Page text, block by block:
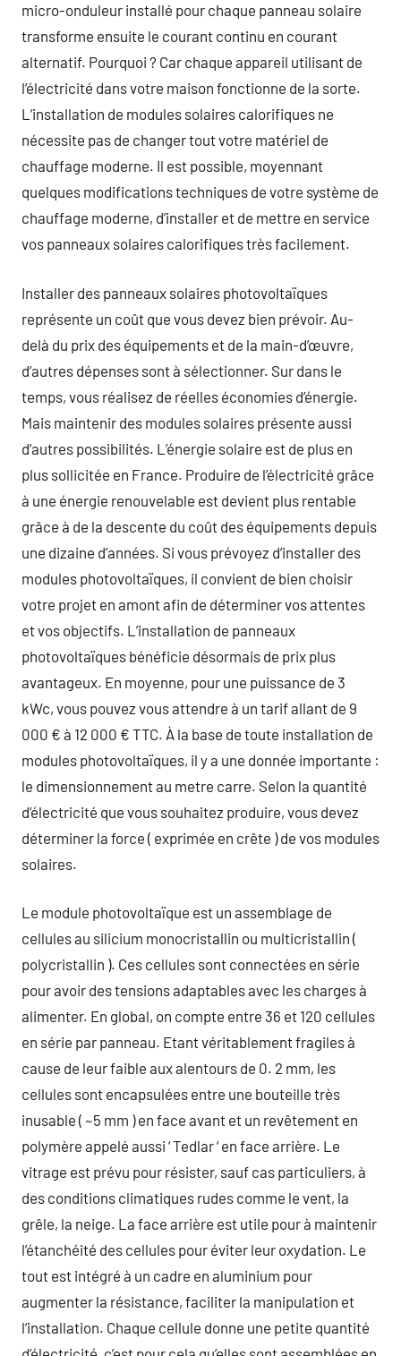
micro-onduleur installé pour chaque panneau solaire
transforme ensuite le courant continu en courant
alternatif. Pourquoi ? Car chaque appareil utilisant de
l’électricité dans votre maison fonctionne de la sorte.
L’installation de modules solaires calorifiques ne
nécessite pas de changer tout votre matériel de
chauffage moderne. Il est possible, moyennant
quelques modifications techniques de votre système de
chauffage moderne, d’installer et de mettre en service
vos panneaux solaires calorifiques très facilement.
Installer des panneaux solaires photovoltaïques
représente un coût que vous devez bien prévoir. Au-
delà du prix des équipements et de la main-d’œuvre,
d’autres dépenses sont à sélectionner. Sur dans le
temps, vous réalisez de réelles économies d’énergie.
Mais maintenir des modules solaires présente aussi
d’autres possibilités. L’énergie solaire est de plus en
plus sollicitée en France. Produire de l’électricité grâce
à une énergie renouvelable est devient plus rentable
grâce à de la descente du coût des équipements depuis
une dizaine d’années. Si vous prévoyez d’installer des
modules photovoltaïques, il convient de bien choisir
votre projet en amont afin de déterminer vos attentes
et vos objectifs. L’installation de panneaux
photovoltaïques bénéficie désormais de prix plus
avantageux. En moyenne, pour une puissance de 3
kWc, vous pouvez vous attendre à un tarif allant de 9
000 € à 12 000 € TTC. À la base de toute installation de
modules photovoltaïques, il y a une donnée importante :
le dimensionnement au metre carre. Selon la quantité
d’électricité que vous souhaitez produire, vous devez
déterminer la force ( exprimée en crête ) de vos modules
solaires.
Le module photovoltaïque est un assemblage de
cellules au silicium monocristallin ou multicristallin (
polycristallin ). Ces cellules sont connectées en série
pour avoir des tensions adaptables avec les charges à
alimenter. En global, on compte entre 36 et 120 cellules
en série par panneau. Etant véritablement fragiles à
cause de leur faible aux alentours de 0. 2 mm, les
cellules sont encapsulées entre une bouteille très
inusable ( ~5 mm ) en face avant et un revêtement en
polymère appelé aussi ‘ Tedlar ‘ en face arrière. Le
vitrage est prévu pour résister, sauf cas particuliers, à
des conditions climatiques rudes comme le vent, la
grêle, la neige. La face arrière est utile pour à maintenir
l’étanchéité des cellules pour éviter leur oxydation. Le
tout est intégré à un cadre en aluminium pour
augmenter la résistance, faciliter la manipulation et
l’installation. Chaque cellule donne une petite quantité